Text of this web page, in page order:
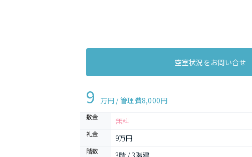
空室状況をお問い合せ
9 万円 / 管理費8,000円
敷金 無料
礼金 9万円
階数 3階 / 3階建